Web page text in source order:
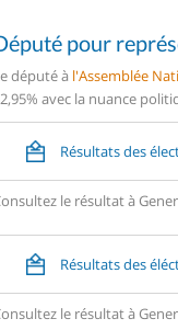
pour
député à l'Assemblée
avec la nuance
Résultats des
le résultat à
Résultats des
le résultat à